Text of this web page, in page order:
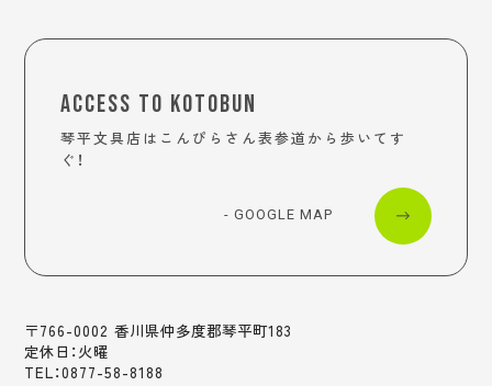
ACCESS TO KOTOBUN
琴平文具店はこんぴらさん表参道から歩いてす
ぐ！
- GOOGLE MAP
〒766-0002 香川県仲多度郡琴平町183
定休日：火曜
TEL：0877-58-8188